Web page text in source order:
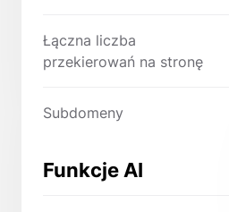
Łączna liczba
przekierowań na stronę
Subdomeny
Funkcje AI